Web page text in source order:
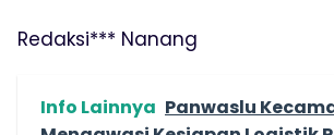
Redaksi*** Nanang
Info Lainnya Panwaslu